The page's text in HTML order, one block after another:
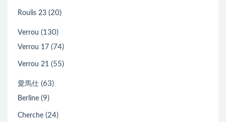
Roulis 23 (20)
Verrou (130)
Verrou 17 (74)
Verrou 21 (55)
愛馬仕 (63)
Berline (9)
Cherche (24)